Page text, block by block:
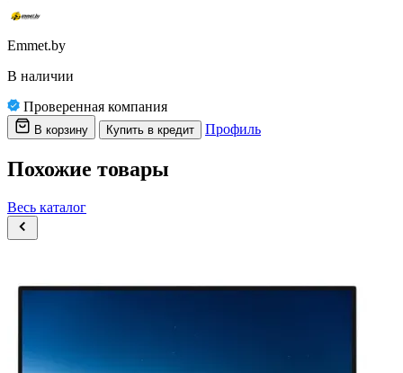
Emmet.by
В наличии
Проверенная компания
В корзину Купить в кредит Профиль
Похожие товары
Весь каталог